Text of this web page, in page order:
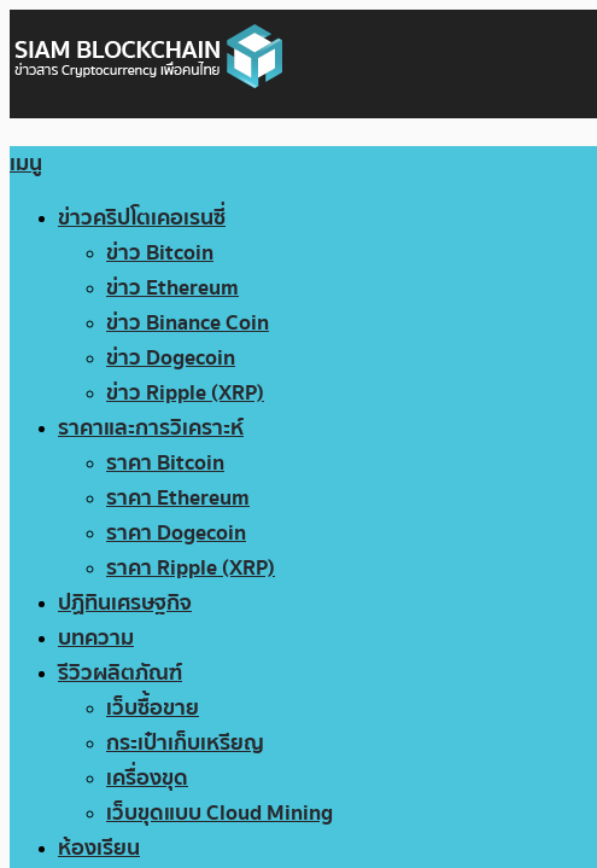
เมนู
ข่าวคริปโตเคอเรนซี่
ข่าว Bitcoin
ข่าว Ethereum
ข่าว Binance Coin
ข่าว Dogecoin
ข่าว Ripple (XRP)
ราคาและการวิเคราะห์
ราคา Bitcoin
ราคา Ethereum
ราคา Dogecoin
ราคา Ripple (XRP)
ปฏิทินเศรษฐกิจ
บทความ
รีวิวผลิตภัณฑ์
เว็บซื้อขาย
กระเป๋าเก็บเหรียญ
เครื่องขุด
เว็บขุดแบบ Cloud Mining
ห้องเรียน